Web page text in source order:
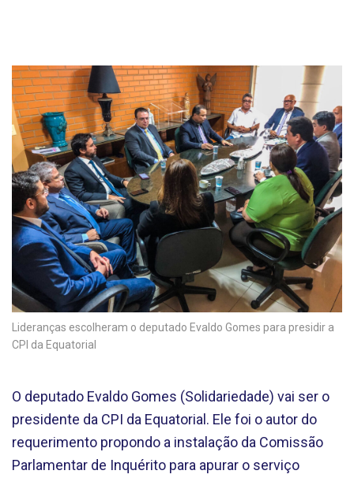
Lideranças escolheram o deputado Evaldo Gomes para presidir a
CPI da Equatorial
O deputado Evaldo Gomes (Solidariedade) vai ser o
presidente da CPI da Equatorial. Ele foi o autor do
requerimento propondo a instalação da Comissão
Parlamentar de Inquérito para apurar o serviço